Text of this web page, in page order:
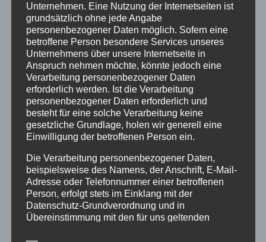
gebracht. Was es damit auf sich hat, wer davon profitiert
und warum es Sinn macht davon gehört zu haben,
erfährst Du in dieser Episode....
Schmerzfrei-Podcast Episode 16 –
Augenschmerzen
Neueste Beiträge
Unternehmen. Eine Nutzung der Internetseiten ist
grundsätzlich ohne jede Angabe
personenbezogener Daten möglich. Sofern eine
betroffene Person besondere Services unseres
Unternehmens über unsere Internetseite in
Anspruch nehmen möchte, könnte jedoch eine
Verarbeitung personenbezogener Daten
erforderlich werden. Ist die Verarbeitung
personenbezogener Daten erforderlich und
besteht für eine solche Verarbeitung keine
gesetzliche Grundlage, holen wir generell eine
Einwilligung der betroffenen Person ein.
Die Verarbeitung personenbezogener Daten,
beispielsweise des Namens, der Anschrift, E-Mail-
Adresse oder Telefonnummer einer betroffenen
Person, erfolgt stets im Einklang mit der
Datenschutz-Grundverordnung und in
Übereinstimmung mit den für uns geltenden